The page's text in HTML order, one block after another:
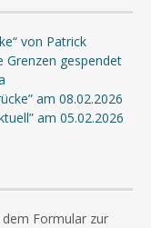
von Patrick
Grenzen gespendet
am 08.02.2026
am 05.02.2026
Formular zur